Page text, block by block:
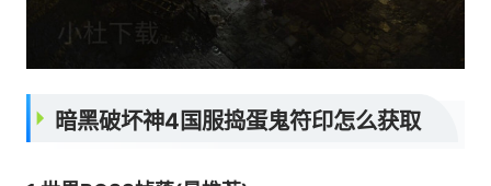
暗黑破坏神4国服捣蛋鬼符印怎么获取